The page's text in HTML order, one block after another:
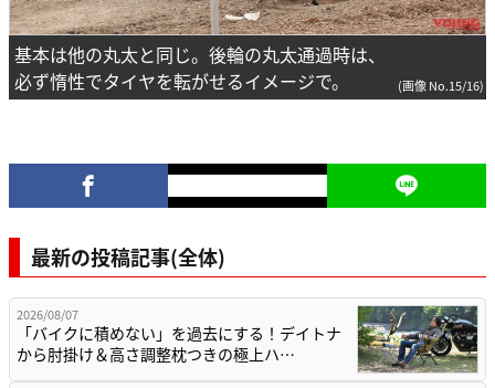
基本は他の丸太と同じ。後輪の丸太通過時は、
必ず惰性でタイヤを転がせるイメージで。
(画像 No.15/16)
最新の投稿記事(全体)
2026/08/07
「バイクに積めない」を過去にする！デイトナ
から肘掛け＆高さ調整枕つきの極上ハ…